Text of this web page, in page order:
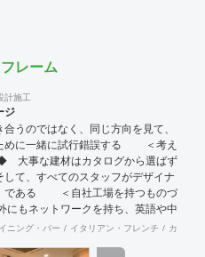
レーム
計施工
ジ
うのではなく、同じ方向を見て、
めに一緒に試行錯誤する ＜考え
大事な建材はカタログから選ばず
して、すべてのスタッフがデザイナ
である ＜自社工場を持つものづ
もネットワークを持ち、英語や中
が、海外から国内への出店をスム
ニング・バー イタリアン・フレンチ カフェ